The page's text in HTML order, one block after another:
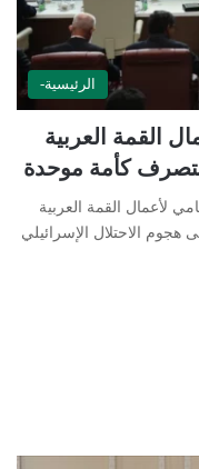
الرئيسية-
القمة العربية
كأمة موحدة
لأعمال القمة العربية
هجوم الاحتلال الإسرائيلي